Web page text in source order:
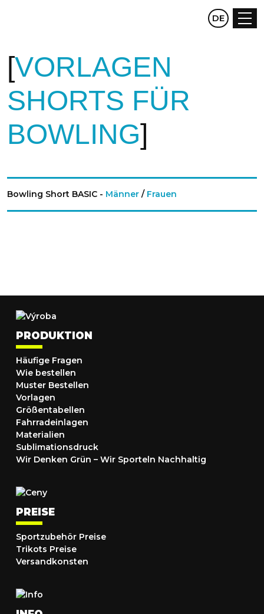
CZ EN
DE
VORLAGEN
SHORTS FÜR
BOWLING
Bowling Short BASIC - Männer / Frauen
PRODUKTION
Häufige Fragen
Wie bestellen
Muster Bestellen
Vorlagen
Größentabellen
Fahrradeinlagen
Materialien
Sublimationsdruck
Wir Denken Grün – Wir Sporteln Nachhaltig
PREISE
Sportzubehör Preise
Trikots Preise
Versandkonsten